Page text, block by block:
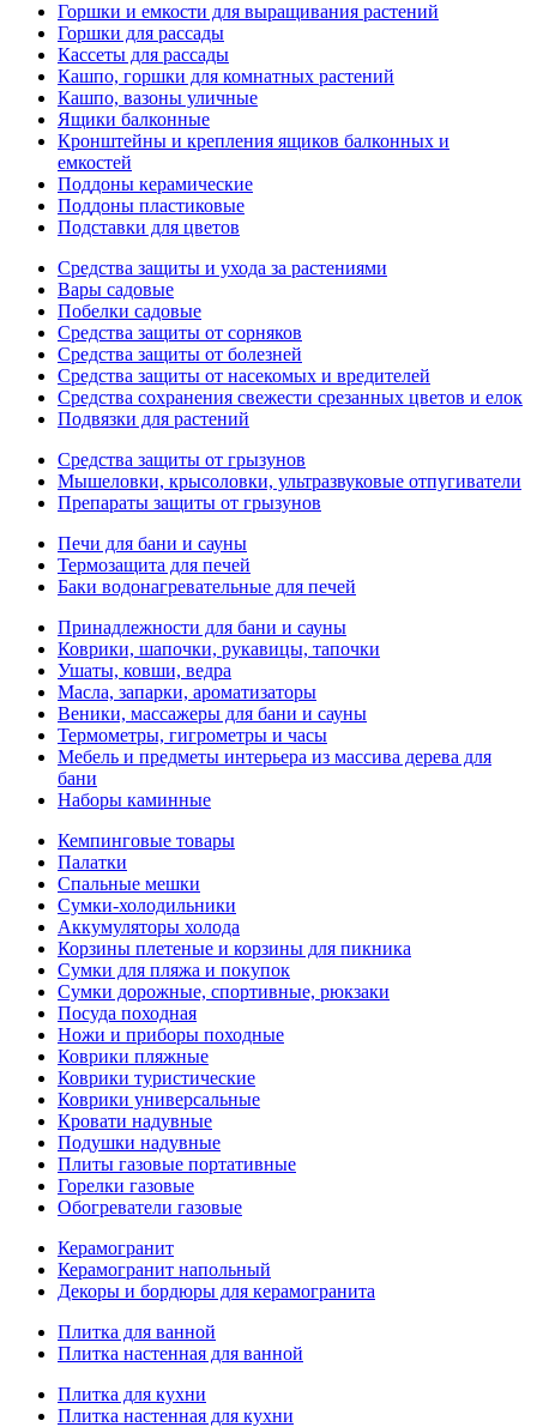
Горшки и емкости для выращивания растений
Горшки для рассады
Кассеты для рассады
Кашпо, горшки для комнатных растений
Кашпо, вазоны уличные
Ящики балконные
Кронштейны и крепления ящиков балконных и
емкостей
Поддоны керамические
Поддоны пластиковые
Подставки для цветов
Средства защиты и ухода за растениями
Вары садовые
Побелки садовые
Средства защиты от сорняков
Средства защиты от болезней
Средства защиты от насекомых и вредителей
Средства сохранения свежести срезанных цветов и елок
Подвязки для растений
Средства защиты от грызунов
Мышеловки, крысоловки, ультразвуковые отпугиватели
Препараты защиты от грызунов
Печи для бани и сауны
Термозащита для печей
Баки водонагревательные для печей
Принадлежности для бани и сауны
Коврики, шапочки, рукавицы, тапочки
Ушаты, ковши, ведра
Масла, запарки, ароматизаторы
Веники, массажеры для бани и сауны
Термометры, гигрометры и часы
Мебель и предметы интерьера из массива дерева для
бани
Наборы каминные
Кемпинговые товары
Палатки
Спальные мешки
Сумки-холодильники
Аккумуляторы холода
Корзины плетеные и корзины для пикника
Сумки для пляжа и покупок
Сумки дорожные, спортивные, рюкзаки
Посуда походная
Ножи и приборы походные
Коврики пляжные
Коврики туристические
Коврики универсальные
Кровати надувные
Подушки надувные
Плиты газовые портативные
Горелки газовые
Обогреватели газовые
Керамогранит
Керамогранит напольный
Декоры и бордюры для керамогранита
Плитка для ванной
Плитка настенная для ванной
Плитка для кухни
Плитка настенная для кухни